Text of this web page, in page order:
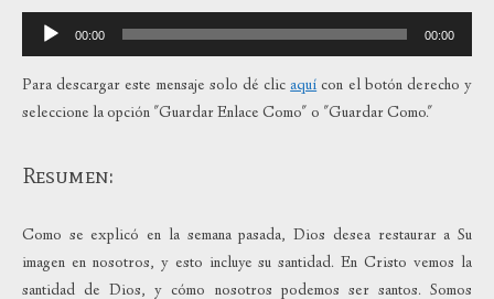
Reproductor
de
audio
00:00 00:00
Para descargar este mensaje solo dé clicaquícon el botón derecho y
seleccione la opción "Guardar Enlace Como" o "Guardar Como."
Resumen:
Como se explicó en la semana pasada, Dios desea restaurar a Su
imagen en nosotros, y esto incluye su santidad. En Cristo vemos la
santidad de Dios, y cómo nosotros podemos ser santos. Somos